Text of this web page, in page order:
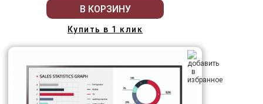
В КОРЗИНУ
Купить в 1 клик